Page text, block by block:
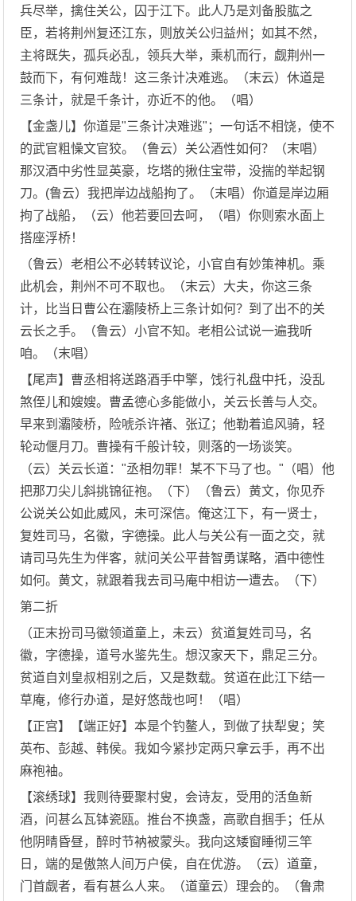
兵尽举，擒住关公，囚于江下。此人乃是刘备股肱之
臣，若将荆州复还江东，则放关公归益州；如其不然，
主将既失，孤兵必乱，领兵大举，乘机而行，觑荆州一
鼓而下，有何难哉！这三条计决难逃。（末云）休道是
三条计，就是千条计，亦近不的他。（唱）
【金盏儿】你道是"三条计决难逃"；一句话不相饶，使不
的武官粗懆文官狡。（鲁云）关公酒性如何？（末唱）
那汉酒中劣性显英豪，圪塔的揪住宝带，没揣的举起钢
刀。(鲁云）我把岸边战船拘了。（末唱）你道是岸边厢
拘了战船，（云）他若要回去呵，（唱）你则索水面上
搭座浮桥！
（鲁云）老相公不必转转议论，小官自有妙策神机。乘
此机会，荆州不可不取也。（末云）大夫，你这三条
计，比当日曹公在灞陵桥上三条计如何？到了出不的关
云长之手。（鲁云）小官不知。老相公试说一遍我听
咱。（末唱）
【尾声】曹丞相将送路酒手中擎，饯行礼盘中托，没乱
煞侄儿和嫂嫂。曹孟德心多能做小，关云长善与人交。
早来到灞陵桥，险唬杀许褚、张辽；他勒着追风骑，轻
轮动偃月刀。曹操有千般计较，则落的一场谈笑。
（云）关云长道："丞相勿罪！某不下马了也。"（唱）他
把那刀尖儿斜挑锦征袍。（下）（鲁云）黄文，你见乔
公说关公如此威风，未可深信。俺这江下，有一贤士，
复姓司马，名徽，字德操。此人与关公有一面之交，就
请司马先生为伴客，就问关公平昔智勇谋略，酒中德性
如何。黄文，就跟着我去司马庵中相访一遭去。（下）
第二折
（正末扮司马徽领道童上，未云）贫道复姓司马，名
徽，字德操，道号水鉴先生。想汉家天下，鼎足三分。
贫道自刘皇叔相别之后，又是数载。贫道在此江下结一
草庵，修行办道，是好悠哉也呵！（唱）
【正宫】【端正好】本是个钓鳌人，到做了扶犁叟；笑
英布、彭越、韩侯。我如今紧抄定两只拿云手，再不出
麻袍袖。
【滚绣球】我则待要聚村叟，会诗友，受用的活鱼新
酒，问甚么瓦钵瓷瓯。推台不换盏，高歌自掴手；任从
他阴晴昏昼，醉时节衲被蒙头。我向这矮窗睡彻三竿
日，端的是傲煞人间万户侯，自在优游。（云）道童，
门首觑者，看有甚么人来。（道童云）理会的。（鲁肃